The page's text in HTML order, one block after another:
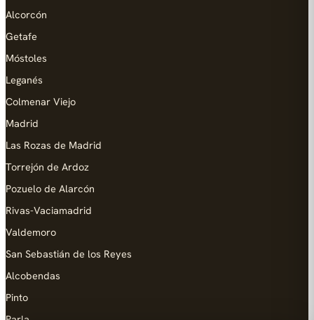
Alcorcón
Getafe
Móstoles
Leganés
Colmenar Viejo
Madrid
Las Rozas de Madrid
Torrejón de Ardoz
Pozuelo de Alarcón
Rivas-Vaciamadrid
Valdemoro
San Sebastián de los Reyes
Alcobendas
Pinto